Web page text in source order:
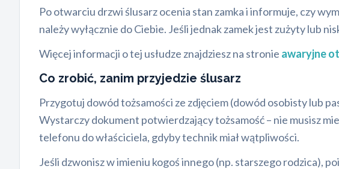
Po otwarciu drzwi ślusarz ocenia stan zamka i informuje, czy
należy wyłącznie do Ciebie. Jeśli jednak zamek jest zużyty lub
Więcej informacji o tej usłudze znajdziesz na stronie awaryjne
Co zrobić, zanim przyjedzie ślusarz
Przygotuj dowód tożsamości ze zdjęciem (dowód osobisty lub
Wystarczy dokument potwierdzający tożsamość – nie musisz
telefonu do właściciela, gdyby technik miał wątpliwości.
Jeśli dzwonisz w imieniu kogoś innego (np. starszego rodzica),